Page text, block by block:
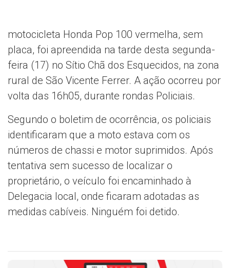
motocicleta Honda Pop 100 vermelha, sem
placa, foi apreendida na tarde desta segunda-
feira (17) no Sítio Chã dos Esquecidos, na zona
rural de São Vicente Ferrer. A ação ocorreu por
volta das 16h05, durante rondas Policiais.
Segundo o boletim de ocorrência, os policiais
identificaram que a moto estava com os
números de chassi e motor suprimidos. Após
tentativa sem sucesso de localizar o
proprietário, o veículo foi encaminhado à
Delegacia local, onde ficaram adotadas as
medidas cabíveis. Ninguém foi detido.